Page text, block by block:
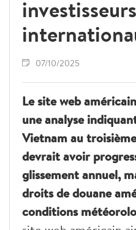
investisseurs
07/10/2025
Le site web
une analyse
Vietnam au
devrait avoir
glissement annuel,
droits de douane
conditions